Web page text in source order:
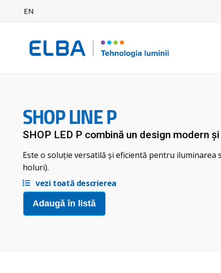
EN
SHOP LINE P
SHOP LED P combină un design modern
Este o soluție versatilă și eficientă pentru
holuri).
vezi toată descrierea
Adaugă în listă